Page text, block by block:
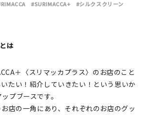
#SURIMACCA+ #シルクスクリーン
は
＋〈スリマッカプラス〉のお店のこと
たい！紹介していきたい！という思いか
プブースです。
店の一角にあり、それぞれのお店のグッ